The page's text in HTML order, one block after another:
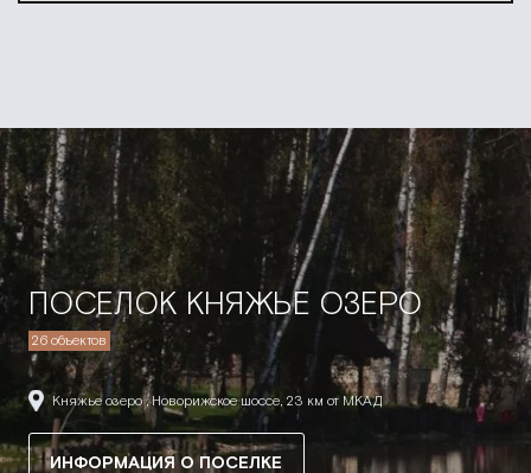
ПОСЕЛОК КНЯЖЬЕ ОЗЕРО
26 объектов
Княжье озеро , Новорижское шоссе, 23 км от МКАД
ИНФОРМАЦИЯ О ПОСЕЛКЕ